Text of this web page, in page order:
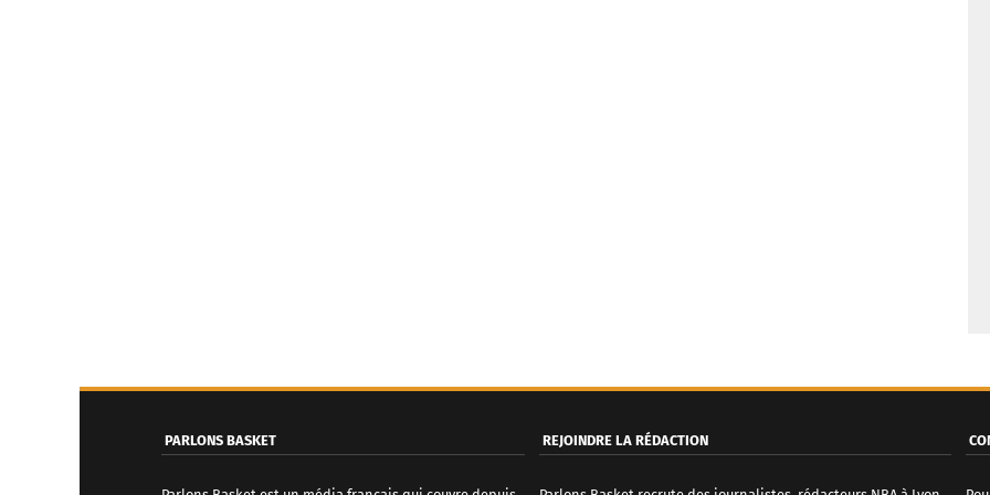
PARLONS BASKET REJOINDRE LA RÉDACTION